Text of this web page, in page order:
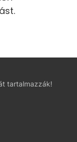
tartalmazzák!